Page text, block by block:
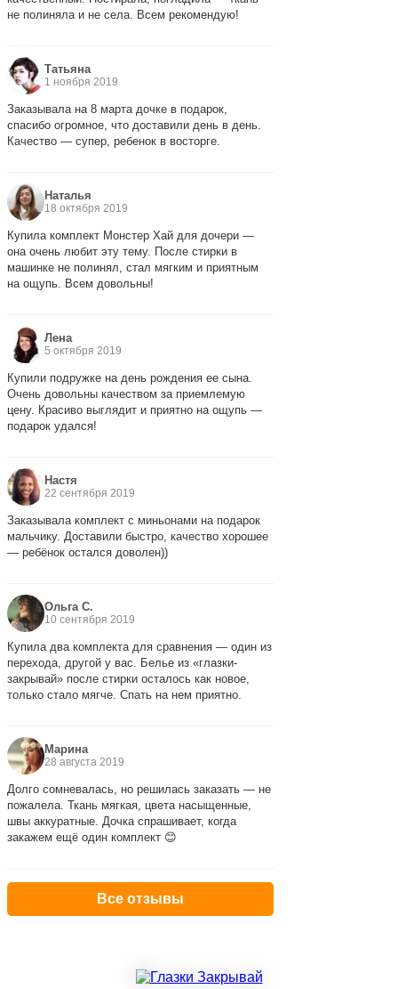
не полиняла и не села. Всем рекомендую!
Татьяна
1 ноября 2019
Заказывала на 8 марта дочке в подарок,
спасибо огромное, что доставили день в день.
Качество — супер, ребенок в восторге.
Наталья
18 октября 2019
Купила комплект Монстер Хай для дочери —
она очень любит эту тему. После стирки в
машинке не полинял, стал мягким и приятным
на ощупь. Всем довольны!
Лена
5 октября 2019
Купили подружке на день рождения ее сына.
Очень довольны качеством за приемлемую
цену. Красиво выглядит и приятно на ощупь —
подарок удался!
Настя
22 сентября 2019
Заказывала комплект с миньонами на подарок
мальчику. Доставили быстро, качество хорошее
— ребёнок остался доволен))
Ольга С.
10 сентября 2019
Купила два комплекта для сравнения — один из
перехода, другой у вас. Белье из «глазки-
закрывай» после стирки осталось как новое,
только стало мягче. Спать на нем приятно.
Марина
28 августа 2019
Долго сомневалась, но решилась заказать — не
пожалела. Ткань мягкая, цвета насыщенные,
швы аккуратные. Дочка спрашивает, когда
закажем ещё один комплект 😊
Все отзывы